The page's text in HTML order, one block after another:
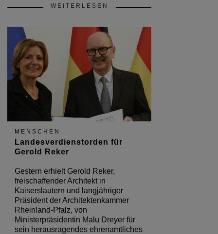
WEITERLESEN
MENSCHEN
Landesverdienstorden für
Gerold Reker
Gestern erhielt Gerold Reker,
freischaffender Architekt in
Kaiserslautern und langjähriger
Präsident der Architektenkammer
Rheinland-Pfalz, von
Ministerpräsidentin Malu Dreyer für
sein herausragendes ehrenamtliches